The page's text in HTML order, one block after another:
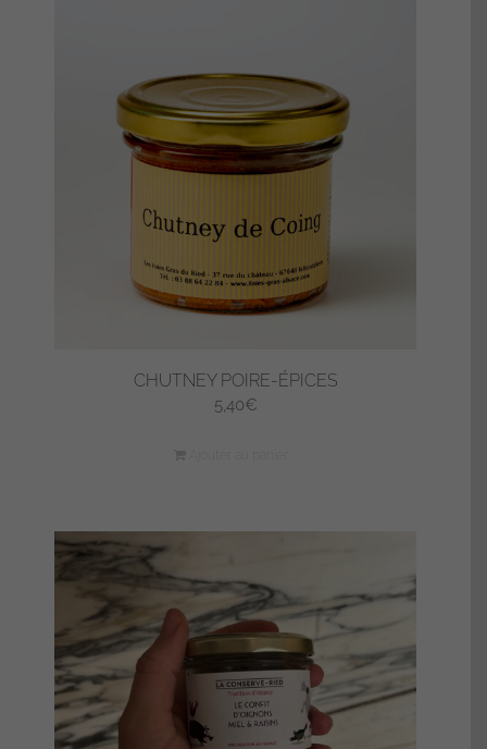
CHUTNEY POIRE-ÉPICES
5,40€